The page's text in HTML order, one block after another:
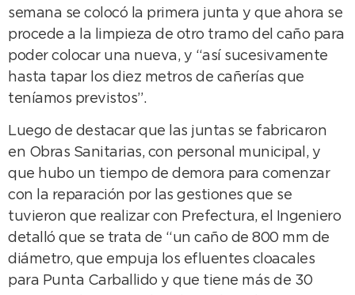
semana se colocó la primera junta y que ahora se
procede a la limpieza de otro tramo del caño para
poder colocar una nueva, y “así sucesivamente
hasta tapar los diez metros de cañerías que
teníamos previstos”.
Luego de destacar que las juntas se fabricaron
en Obras Sanitarias, con personal municipal, y
que hubo un tiempo de demora para comenzar
con la reparación por las gestiones que se
tuvieron que realizar con Prefectura, el Ingeniero
detalló que se trata de “un caño de 800 mm de
diámetro, que empuja los efluentes cloacales
para Punta Carballido y que tiene más de 30